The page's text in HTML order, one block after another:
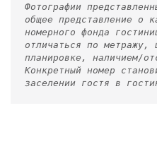
Фотографии
общее представление о
номерного фонда
отличаться по метражу,
планировке, наличием/
Конкретный номер
заселении гостя в